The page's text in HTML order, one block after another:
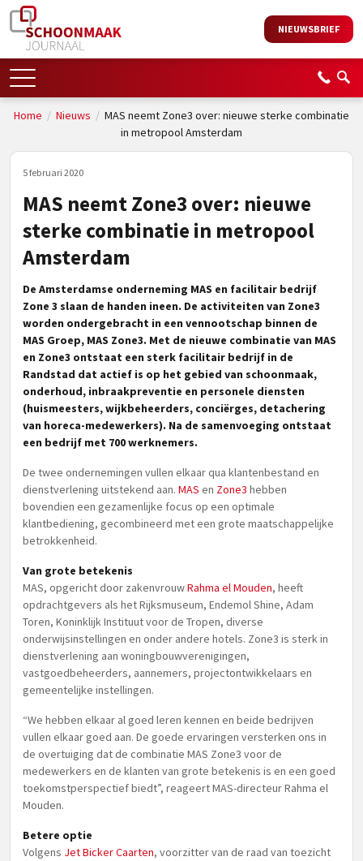
NIEUWSBRIEF
Home / Nieuws / MAS neemt Zone3 over: nieuwe sterke combinatie
in metropool Amsterdam
5 februari 2020
MAS neemt Zone3 over: nieuwe
sterke combinatie in metropool
Amsterdam
De Amsterdamse onderneming MAS en facilitair bedrijf
Zone 3 slaan de handen ineen. De activiteiten van Zone3
worden ondergebracht in een vennootschap binnen de
MAS Groep, MAS Zone3. Met de nieuwe combinatie van MAS
en Zone3 ontstaat een sterk facilitair bedrijf in de
Randstad dat actief is op het gebied van schoonmaak,
onderhoud, inbraakpreventie en personele diensten
(huismeesters, wijkbeheerders, conciërges, detachering
van horeca-medewerkers). Na de samenvoeging ontstaat
een bedrijf met 700 werknemers.
De twee ondernemingen vullen elkaar qua klantenbestand en
dienstverlening uitstekend aan. MAS en Zone3 hebben
bovendien een gezamenlijke focus op een optimale
klantbediening, gecombineerd met een grote maatschappelijke
betrokkenheid.
Van grote betekenis
MAS, opgericht door zakenvrouwRahma el Mouden, heeft
opdrachtgevers als het Rijksmuseum, Endemol Shine, Adam
Toren, Koninklijk Instituut voor de Tropen, diverse
onderwijsinstellingen en onder andere hotels. Zone3 is sterk in
dienstverlening aan woningbouwverenigingen,
vastgoedbeheerders, aannemers, projectontwikkelaars en
gemeentelijke instellingen.
“We hebben elkaar al goed leren kennen en beide bedrijven
vullen elkaar goed aan. De goede ervaringen versterken ons in
de overtuiging dat de combinatie MAS Zone3 voor de
medewerkers en de klanten van grote betekenis is en een goed
toekomstperspectief biedt”, reageert MAS-directeur Rahma el
Mouden.
Betere optie
Volgens Jet Bicker Caarten, voorzitter van de raad van toezicht